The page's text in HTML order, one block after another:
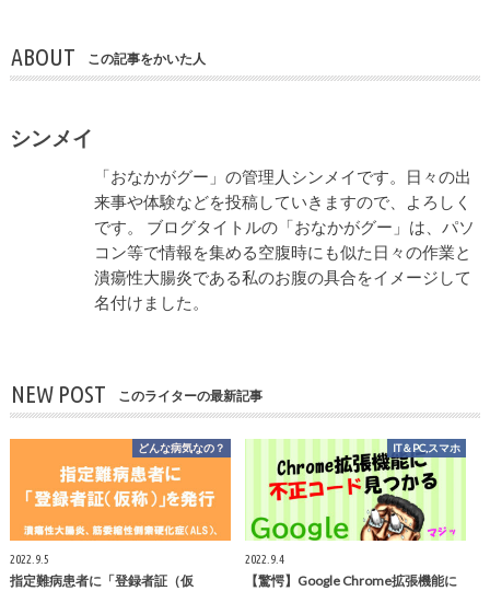
ABOUT この記事をかいた人
シンメイ
「おなかがグー」の管理人シンメイです。日々の出
来事や体験などを投稿していきますので、よろしく
です。 ブログタイトルの「おなかがグー」は、パソ
コン等で情報を集める空腹時にも似た日々の作業と
潰瘍性大腸炎である私のお腹の具合をイメージして
名付けました。
NEW POST このライターの最新記事
どんな病気なの？
2022.9.5
指定難病患者に「登録者証（仮
IT＆PC,スマホ
2022.9.4
【驚愕】Google Chrome拡張機能に